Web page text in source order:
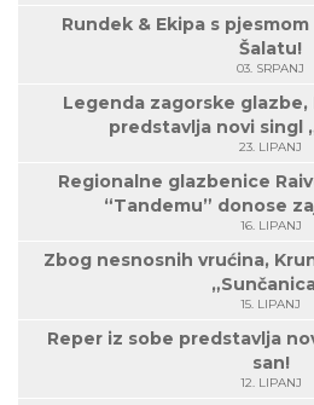
Rundek & Ekipa s
Šalatu!
03. SRPANJ
Legenda zagorske glazbe,
predstavlja novi singl
23. LIPANJ
Regionalne glazbenice
“Tandemu” donose
16. LIPANJ
Zbog nesnosnih vrućina,
15. LIPANJ
Reper iz sobe predstavlja
san!
12. LIPANJ